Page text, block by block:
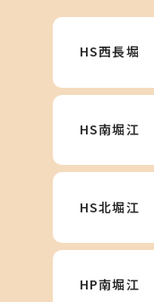
HS西長堀
HS南堀江
HS北堀江
HP南堀江